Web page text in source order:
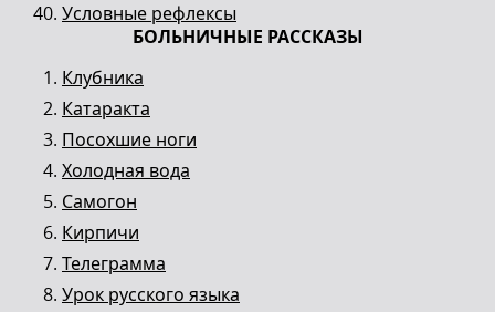
Условные рефлексы
БОЛЬНИЧНЫЕ РАССКАЗЫ
Клубника
Катаракта
Посохшие ноги
Холодная вода
Самогон
Кирпичи
Телеграмма
Урок русского языка